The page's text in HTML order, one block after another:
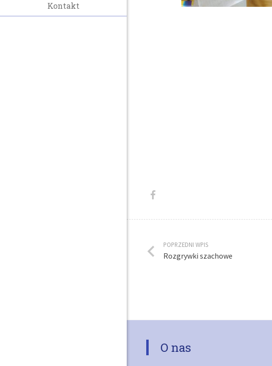
Kontakt
POPRZEDNI WPIS
Rozgrywki szachowe
O nas